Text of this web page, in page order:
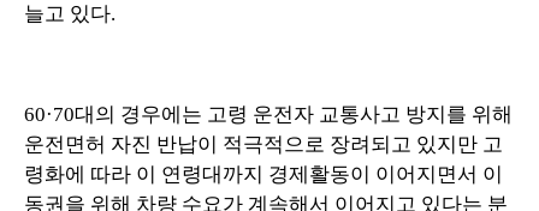
늘고 있다.
60·70대의 경우에는 고령 운전자 교통사고 방지를 위해
운전면허 자진 반납이 적극적으로 장려되고 있지만 고
령화에 따라 이 연령대까지 경제활동이 이어지면서 이
동권을 위해 차량 수요가 계속해서 이어지고 있다는 분